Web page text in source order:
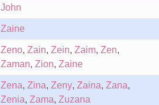
John
Zaine
Zeno, Zain, Zein, Zaim, Zen,
Zaman, Zion, Zaine
Zena, Zina, Zeny, Zaina, Zana,
Zenia, Zama, Zuzana